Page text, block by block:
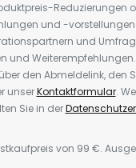
Reduzierungen
und -
und
und
den Abmeldelink, den
unserKontaktformular.
Sie in der
von 99 €.